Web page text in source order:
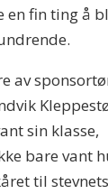
en fin ting å
av
sin klasse,
bare vant
til stevnets